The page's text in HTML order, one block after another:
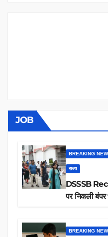
JOB
BREAKING
राज्य
DSSSB
पर निकली बंपर
BREAKING